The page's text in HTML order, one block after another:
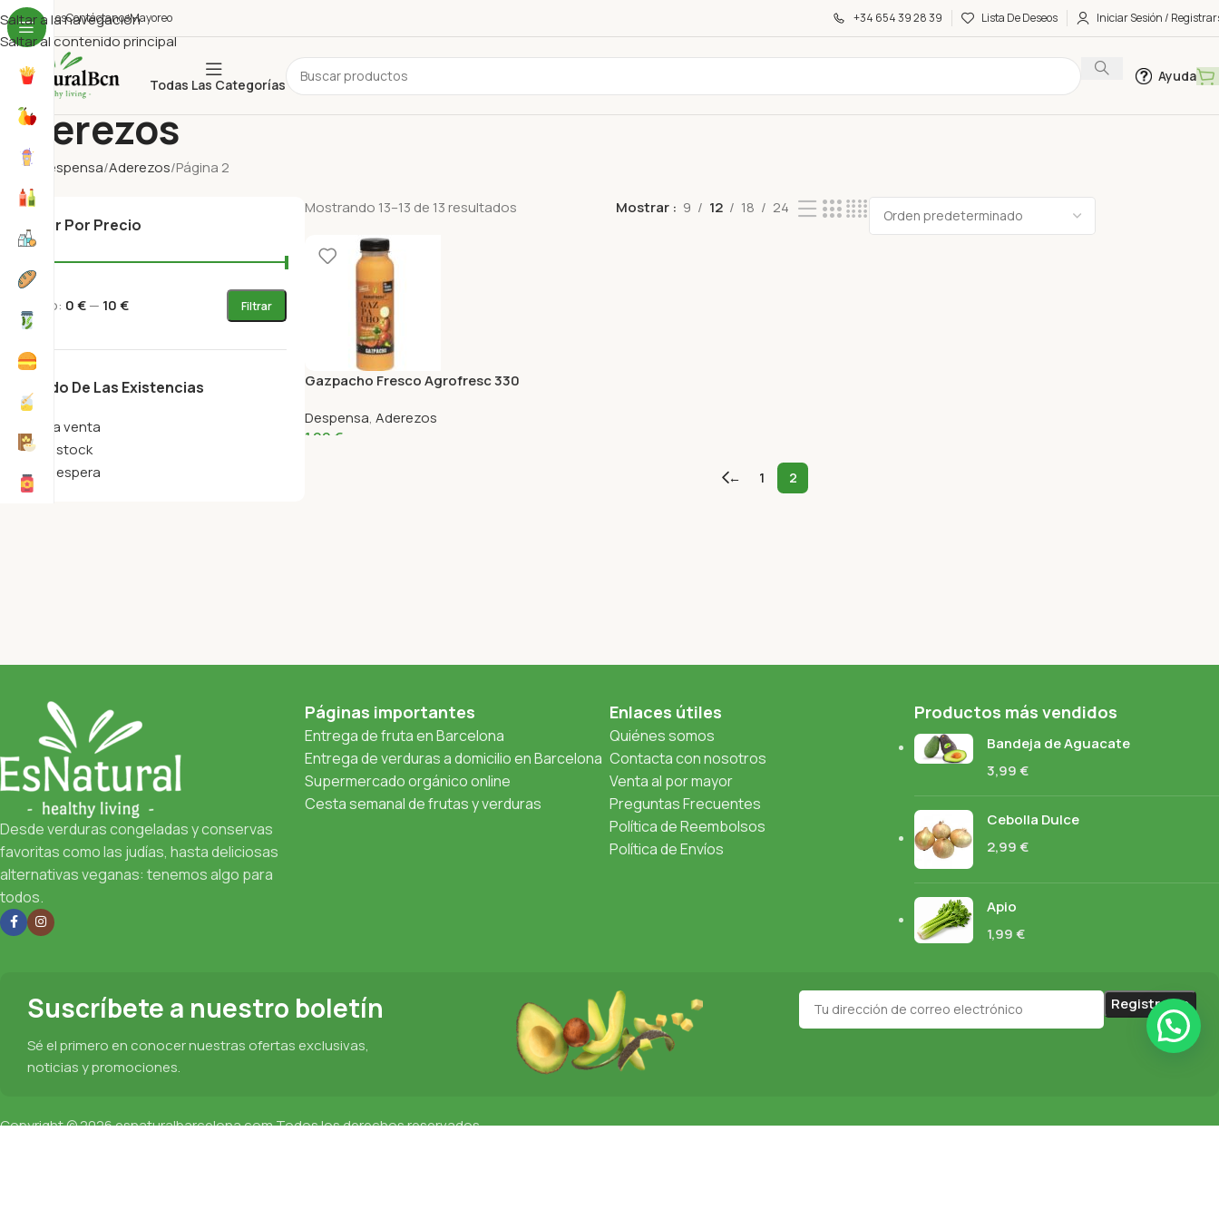
Saltar a la navegación
Saltar al contenido principal
SomosContáctanosMayoreo +34 654 39 28 39 Lista De Deseos Iniciar Sesión /
Todas Las Categorías
Ayuda
Aderezos
Inicio Despensa Aderezos Página 2
Filtrar Por Precio
Filtrar
Precio: 0 €— 10 €
Estado De Las Existencias
A la venta
En stock
En espera
Mostrando 13–13 de 13 resultados Mostrar 9 12 18 24
Gazpacho Fresco Agrofresc 330
Despensa, Aderezos
1,99 €
← 1 2
Desde verduras congeladas y conservas
favoritas como las judías, hasta deliciosas
alternativas veganas: tenemos algo para
todos.
Páginas importantes
Entrega de fruta en Barcelona
Entrega de verduras a domicilio en Barcelona
Supermercado orgánico online
Cesta semanal de frutas y verduras
Enlaces útiles
Quiénes somos
Contacta con nosotros
Venta al por mayor
Preguntas Frecuentes
Política de Reembolsos
Política de Envíos
Productos más vendidos
Bandeja de Aguacate
3,99€
Cebolla Dulce
2,99€
Apio
1,99€
Suscríbete a nuestro boletín
Sé el primero en conocer nuestras ofertas exclusivas,
noticias y promociones.
Copyright © 2026esnaturalbarcelona.comTodos los derechos reservados